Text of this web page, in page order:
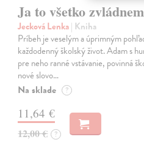
Ja to všetko zvládnem
Jecková Lenka| Kniha
Príbeh je veselým a úprimným
každodenný školský život. Adam s
pre neho ranné vstávanie, povinná
nové slovo…
Na sklade ?
11,64 €
12,00 € ?